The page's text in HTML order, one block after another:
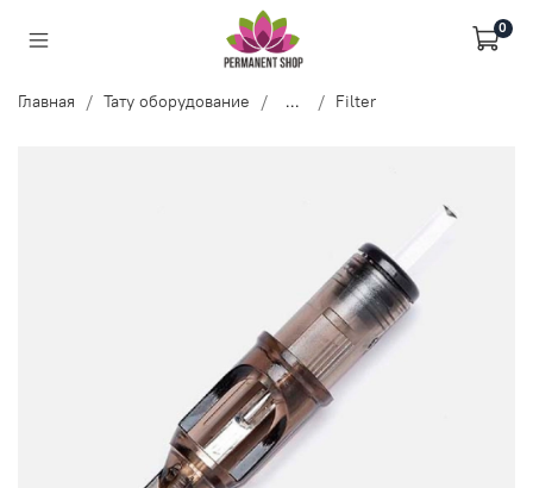
0
Главная Тату оборудование ... Filter